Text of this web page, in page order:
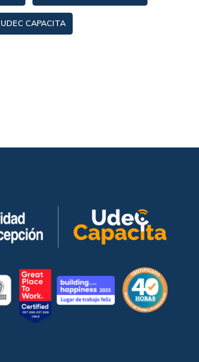
UDEC CAPACITA